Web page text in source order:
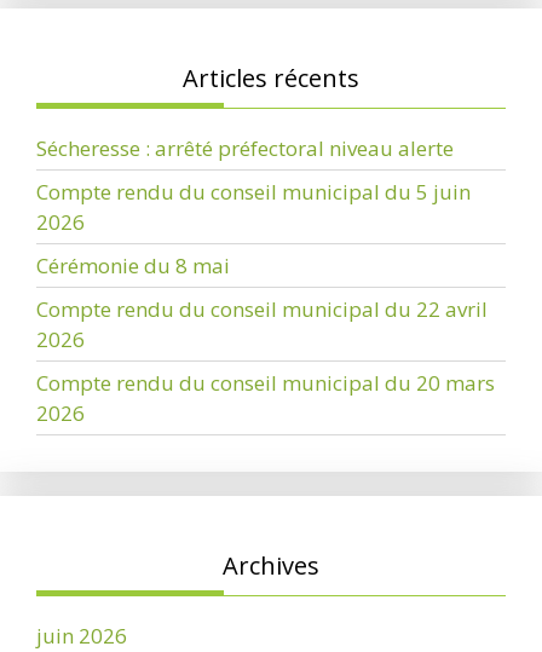
Articles récents
Sécheresse : arrêté préfectoral niveau alerte
Compte rendu du conseil municipal du 5 juin
2026
Cérémonie du 8 mai
Compte rendu du conseil municipal du 22 avril
2026
Compte rendu du conseil municipal du 20 mars
2026
Archives
juin 2026